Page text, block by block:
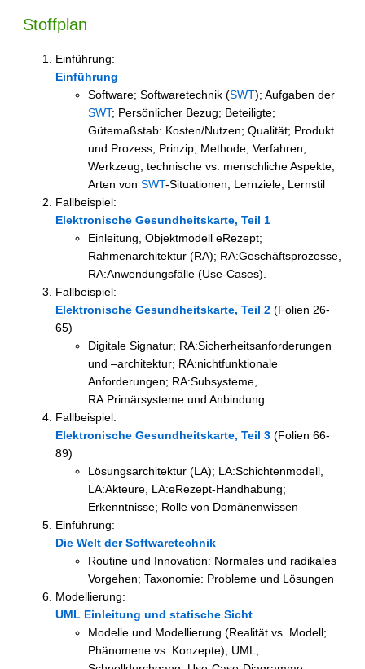
Stoffplan
Einführung:
Einführung
Software; Softwaretechnik (SWT); Aufgaben der
SWT; Persönlicher Bezug; Beteiligte;
Gütemaßstab: Kosten/Nutzen; Qualität; Produkt
und Prozess; Prinzip, Methode, Verfahren,
Werkzeug; technische vs. menschliche Aspekte;
Arten von SWT-Situationen; Lernziele; Lernstil
Fallbeispiel:
Elektronische Gesundheitskarte, Teil 1
Einleitung, Objektmodell eRezept;
Rahmenarchitektur (RA); RA:Geschäftsprozesse,
RA:Anwendungsfälle (Use-Cases).
Fallbeispiel:
Elektronische Gesundheitskarte, Teil 2 (Folien 26-
65)
Digitale Signatur; RA:Sicherheitsanforderungen
und –architektur; RA:nichtfunktionale
Anforderungen; RA:Subsysteme,
RA:Primärsysteme und Anbindung
Fallbeispiel:
Elektronische Gesundheitskarte, Teil 3 (Folien 66-
89)
Lösungsarchitektur (LA); LA:Schichtenmodell,
LA:Akteure, LA:eRezept-Handhabung;
Erkenntnisse; Rolle von Domänenwissen
Einführung:
Die Welt der Softwaretechnik
Routine und Innovation: Normales und radikales
Vorgehen; Taxonomie: Probleme und Lösungen
Modellierung:
UML Einleitung und statische Sicht
Modelle und Modellierung (Realität vs. Modell;
Phänomene vs. Konzepte); UML;